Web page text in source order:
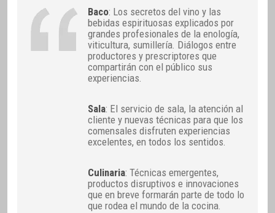
Baco: Los secretos del vino y las
bebidas espirituosas explicados por
grandes profesionales de la enología,
viticultura, sumillería. Diálogos entre
productores y prescriptores que
compartirán con el público sus
experiencias.
Sala: El servicio de sala, la atención al
cliente y nuevas técnicas para que los
comensales disfruten experiencias
excelentes, en todos los sentidos.
Culinaria: Técnicas emergentes,
productos disruptivos e innovaciones
que en breve formarán parte de todo lo
que rodea el mundo de la cocina.